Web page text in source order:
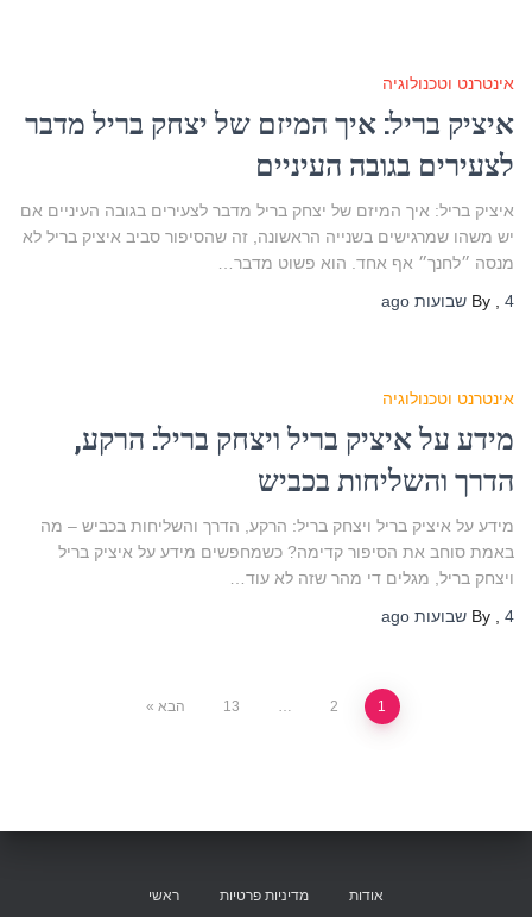
אינטרנט וטכנולוגיה
איציק בריל: איך המיזם של יצחק בריל מדבר
לצעירים בגובה העיניים
איציק בריל: איך המיזם של יצחק בריל מדבר לצעירים בגובה העיניים אם
יש משהו שמרגישים בשנייה הראשונה, זה שהסיפור סביב איציק בריל לא
מנסה ״לחנך״ אף אחד. הוא פשוט מדבר…
By
4 שבועות
אינטרנט וטכנולוגיה
מידע על איציק בריל ויצחק בריל: הרקע,
הדרך והשליחות בכביש
מידע על איציק בריל ויצחק בריל: הרקע, הדרך והשליחות בכביש – מה
באמת סוחב את הסיפור קדימה? כשמחפשים מידע על איציק בריל
ויצחק בריל, מגלים די מהר שזה לא עוד…
By
4 שבועות
1
2
…
13 הבא
אודות מדיניות פרטיות ראשי